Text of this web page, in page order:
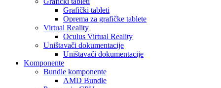
Grafički tableti
Oprema za grafičke tablete
Virtual Reality
Oculus Virtual Reality
Uništavači dokumentacije
Uništavači dokumentacije
Komponente
Bundle komponente
AMD Bundle